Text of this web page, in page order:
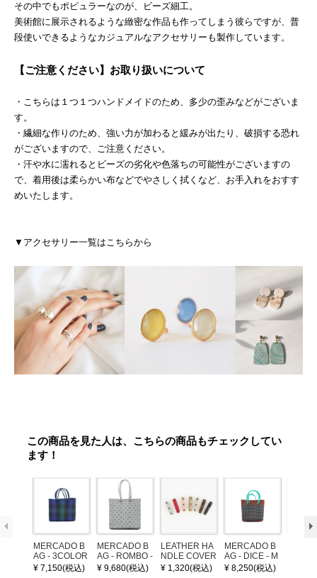
その中でもポピュラーなのが、ビーズ細工。
美術館に展示されるような緻密な作品も作ってしまう彼らですが、普
段使いできるようなカジュアルなアクセサリーも製作しています。
【ご注意ください】お取り扱いについて
・こちらは１つ１つハンドメイドのため、多少の歪みなどがございま
す。
・繊細な作りのため、強い力が加わると緩みが出たり、破損する恐れ
がございますので、ご注意ください。
・汗や水に濡れるとビーズの劣化や色落ちの可能性がございますの
で、着用後は柔らかい布などでやさしく拭くなど、お手入れをおすす
めいたします。
▼アクセサリー一覧はこちらから
この商品を見た人は、こちらの商品もチェックしてい
ます！
MERCADO B
AG - 3COLOR
S CHECK - Bl
¥ 7,150(税込)
MERCADO B
AG - ROMBO -
LONG HANDL
¥ 9,680(税込)
LEATHER HA
NDLE COVER
¥ 1,320(税込)
MERCADO B
AG - DICE - M
OSAIC - Copp
¥ 8,250(税込)